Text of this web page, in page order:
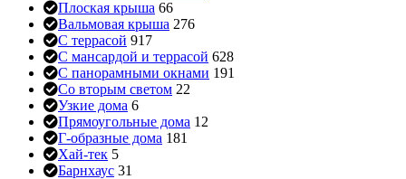
Плоская крыша 66
Вальмовая крыша 276
С террасой 917
С мансардой и террасой 628
С панорамными окнами 191
Со вторым светом 22
Узкие дома 6
Прямоугольные дома 12
Г-образные дома 181
Хай-тек 5
Барнхаус 31